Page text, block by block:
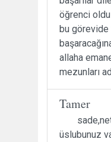
öğrenci
bu görevide
allaha
mezunları
Tamer
üslubunuz